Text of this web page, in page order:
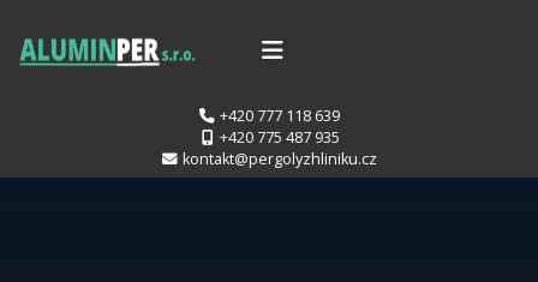
+420 777 118 639
+420 775 487 935
kontakt@pergolyzhliniku.cz